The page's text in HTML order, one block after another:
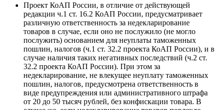
Проект КоАП России, в отличие от действующей
редакции ч.1 ст. 16.2 КоАП России, предусматривает
различную ответственность за недекларирование
товаров в случае, если оно не послужило (не могло
послужить) основанием для неуплаты таможенных
пошлин, налогов (ч.1 ст. 32.2 проекта КоАП России), и в
случае наличия таких негативных последствий (ч.2 ст.
32.2 проекта КоАП России). При этом за
недекларирование, не влекущее неуплату таможенных
пошлин, налогов, предусмотрена ответственность в
виде предупреждения или административного штрафа
от 20 до 50 тысяч рублей, без конфискации товара. В